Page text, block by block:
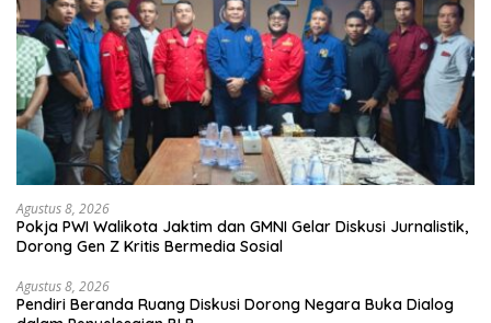
Agustus 8, 2026
Pokja PWI Walikota Jaktim dan GMNI Gelar Diskusi Jurnalistik,
Dorong Gen Z Kritis Bermedia Sosial
Agustus 8, 2026
Pendiri Beranda Ruang Diskusi Dorong Negara Buka Dialog